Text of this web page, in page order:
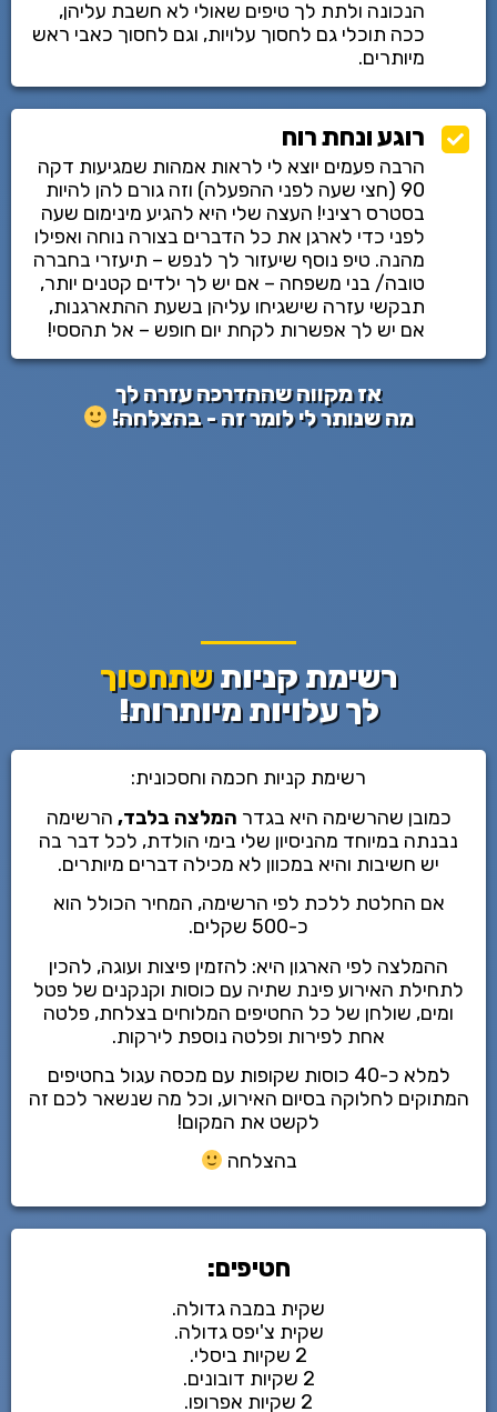
הנכונה ולתת לך טיפים שאולי לא חשבת עליהן,
ככה תוכלי גם לחסוך עלויות, וגם לחסוך כאבי ראש
מיותרים.
רוגע ונחת רוח
הרבה פעמים יוצא לי לראות אמהות שמגיעות דקה
90 (חצי שעה לפני ההפעלה) וזה גורם להן להיות
בסטרס רציני! העצה שלי היא להגיע מינימום שעה
לפני כדי לארגן את כל הדברים בצורה נוחה ואפילו
מהנה. טיפ נוסף שיעזור לך לנפש – תיעזרי בחברה
טובה/ בני משפחה – אם יש לך ילדים קטנים יותר,
תבקשי עזרה שישגיחו עליהן בשעת ההתארגנות,
אם יש לך אפשרות לקחת יום חופש – אל תהססי!
אז מקווה שההדרכה עזרה לך
מה שנותר לי לומר זה - בהצלחה!
רשימת קניותשתחסוך
לך עלויות מיותרות!
רשימת קניות חכמה וחסכונית:
כמובן שהרשימה היא בגדר המלצה בלבד, הרשימה
נבנתה במיוחד מהניסיון שלי בימי הולדת, לכל דבר בה
יש חשיבות והיא במכוון לא מכילה דברים מיותרים.
אם החלטת ללכת לפי הרשימה, המחיר הכולל הוא
כ-500 שקלים.
ההמלצה לפי הארגון היא: להזמין פיצות ועוגה, להכין
לתחילת האירוע פינת שתיה עם כוסות וקנקנים של פטל
ומים, שולחן של כל החטיפים המלוחים בצלחת, פלטה
אחת לפירות ופלטה נוספת לירקות.
למלא כ-40 כוסות שקופות עם מכסה עגול בחטיפים
המתוקים לחלוקה בסיום האירוע, וכל מה שנשאר לכם זה
לקשט את המקום!
בהצלחה
חטיפים:
שקית במבה גדולה.
שקית צ'יפס גדולה.
2 שקיות ביסלי.
2 שקיות דובונים.
2 שקיות אפרופו.